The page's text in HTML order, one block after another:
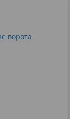
ворота